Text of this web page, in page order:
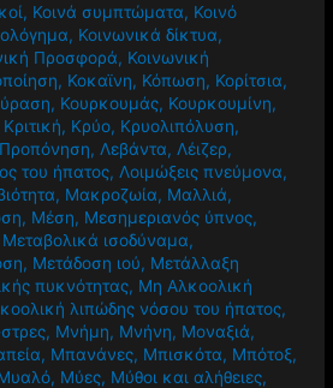
, Κοινά συμπτώματα, Κοινό
, Κοινωνικά δίκτυα,
Προσφορά, Κοινωνική
, Κοκαϊνη, Κόπωση, Κορίτσια,
, Κουρκουμάς, Κουρκουμίνη,
Κριτική, Κρύο, Κρυολιπόλυση,
, Λεβάντα, Λέιζερ,
του ήπατος, Λοιμώξεις πνεύμονα,
, Μακροζωία, Μαλλιά,
, Μέση, Μεσημεριανός ύπνος,
Μεταβολικά ισοδύναμα,
, Μετάδοση ιού, Μετάλλαξη
πυκνότητας, Μη Αλκοολική
λιπώδης νόσου του ήπατος,
, Μνήμη, Μνήνη, Μοναξιά,
, Μπανάνες, Μπισκότα, Μπότοξ,
, Μύες, Μύθοι και αλήθειες,